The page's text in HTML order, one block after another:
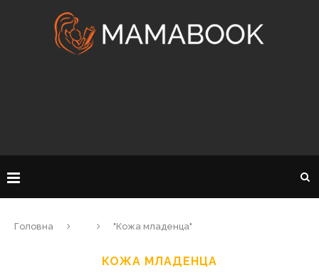
Головна "Кожа младенца"
КОЖА МЛАДЕНЦА